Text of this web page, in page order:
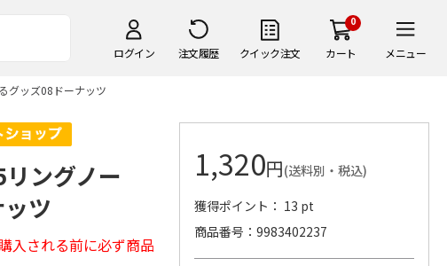
ログイン 注文履歴 クイック注文
0
カート メニュー
グッズ08ドーナッツ
ングノー
ツ
入される前に必ず商品
1,320円(送料別・税込)
獲得ポイント： 13 pt
商品番号
9983402237